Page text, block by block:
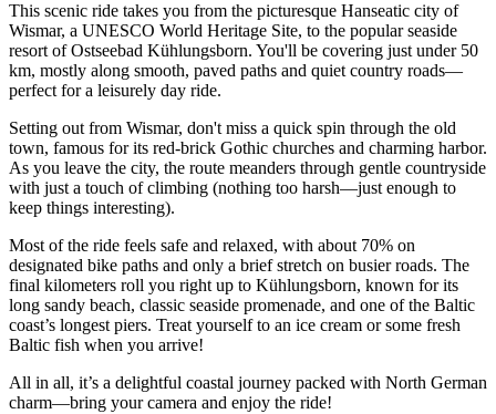
This scenic ride takes you from the picturesque Hanseatic city of
Wismar, a UNESCO World Heritage Site, to the popular seaside
resort of Ostseebad Kühlungsborn. You'll be covering just under 50
km, mostly along smooth, paved paths and quiet country roads—
perfect for a leisurely day ride.
Setting out from Wismar, don't miss a quick spin through the old
town, famous for its red-brick Gothic churches and charming harbor.
As you leave the city, the route meanders through gentle countryside
with just a touch of climbing (nothing too harsh—just enough to
keep things interesting).
Most of the ride feels safe and relaxed, with about 70% on
designated bike paths and only a brief stretch on busier roads. The
final kilometers roll you right up to Kühlungsborn, known for its
long sandy beach, classic seaside promenade, and one of the Baltic
coast’s longest piers. Treat yourself to an ice cream or some fresh
Baltic fish when you arrive!
All in all, it’s a delightful coastal journey packed with North German
charm—bring your camera and enjoy the ride!